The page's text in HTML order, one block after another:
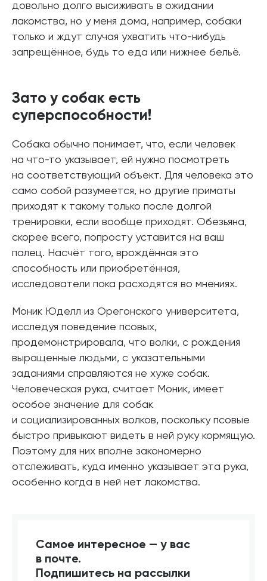
довольно долго высиживать в ожидании
лакомства, но у меня дома, например, собаки
только и ждут случая ухватить что-нибудь
запрещённое, будь то еда или нижнее бельё.
Зато у собак есть
суперспособности!
Собака обычно понимает, что, если человек
на что-то указывает, ей нужно посмотреть
на соответствующий объект. Для человека это
само собой разумеется, но другие приматы
приходят к такому только после долгой
тренировки, если вообще приходят. Обезьяна,
скорее всего, попросту уставится на ваш
палец. Насчёт того, врождённая это
способность или приобретённая,
исследователи пока расходятся во мнениях.
Моник Юделл из Орегонского университета,
исследуя поведение псовых,
продемонстрировала, что волки, с рождения
выращенные людьми, с указательными
заданиями справляются не хуже собак.
Человеческая рука, считает Моник, имеет
особое значение для собак
и социализированных волков, поскольку псовые
быстро привыкают видеть в ней руку кормящую.
Поэтому для них вполне закономерно
отслеживать, куда именно указывает эта рука,
особенно когда в ней нет лакомства.
Самое интересное — у вас
в почте.
Подпишитесь на рассылки